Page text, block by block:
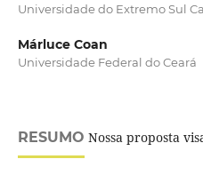
Universidade do Extremo Sul
Márluce Coan
Universidade Federal do Ceará
RESUMO Nossa proposta